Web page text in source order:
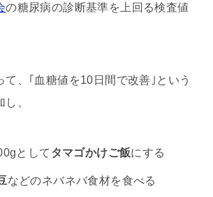
の糖尿病の診断基準を上回る検査値
て、｢血糖値を10日間で改善｣という
、
として タマゴかけご飯にする
などのネバネバ食材を食べる